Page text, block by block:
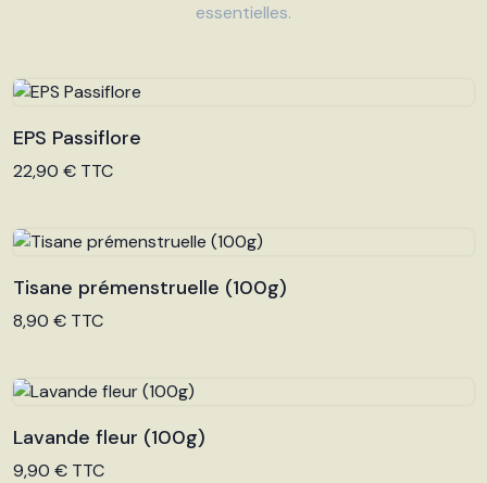
essentielles.
Voir le produit
EPS Passiflore
22,90 € TTC
Voir le produit
Tisane prémenstruelle (100g)
8,90 € TTC
Voir le produit
Lavande fleur (100g)
9,90 € TTC